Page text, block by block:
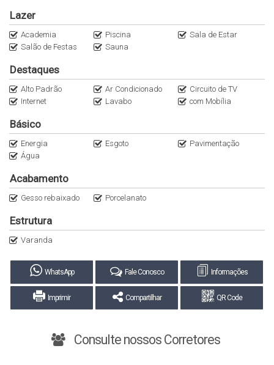
• Espaços de convivência
📍 Localização privilegiada emMeia Praia – Itapema, próxima ao
mar, restaurantes, mercados e comércios da região.
💰
Valor:
📐Área privativa:147m²
🚗 2 vagas de garagem
🛋 Totalmente mobiliado
Entre em contato para mais informações e agende uma visita.
Lazer
Academia Piscina
Sala de Estar
Salão de Festas
Sauna
Destaques
Alto Padrão Ar Condicionado
Circuito de TV
Internet
Lavabo com Mobília
Básico
Energia Esgoto
Pavimentação
Água
Acabamento
Gesso rebaixado Porcelanato
Estrutura
Varanda
WhatsApp Fale Conosco Informações
Imprimir Compartilhar QR Code
Consulte nossos Corretores